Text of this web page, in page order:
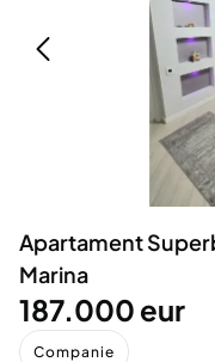
Servicii
Animale de
Afaceri și
Inchiriere Bunuri si
Utilaje agricole si
Piese auto si
Apartament
Marina
187.000 eur
Companie